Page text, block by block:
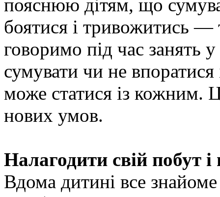
пояснюю дітям, що
боятися і тривожитись
говоримо під час занять
сумувати чи не
може статися із кожним.
нових умов.
Налагодити свій побут
Вдома дитині все знайоме